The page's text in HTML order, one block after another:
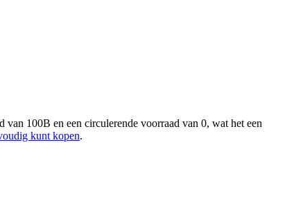
100B en een circulerende voorraad van 0, wat het een
kunt kopen.